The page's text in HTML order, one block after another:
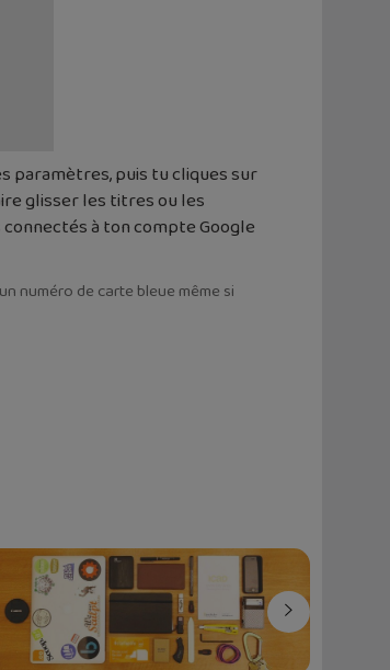
paramètres, puis tu cliques sur
glisser les titres ou les
à ton compte Google
numéro de carte bleue même si